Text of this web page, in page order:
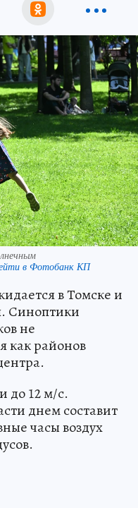
в Фотобанк КП
в Томске и
Синоптики
не
как районов
до 12 м/с.
днем составит
часы воздух